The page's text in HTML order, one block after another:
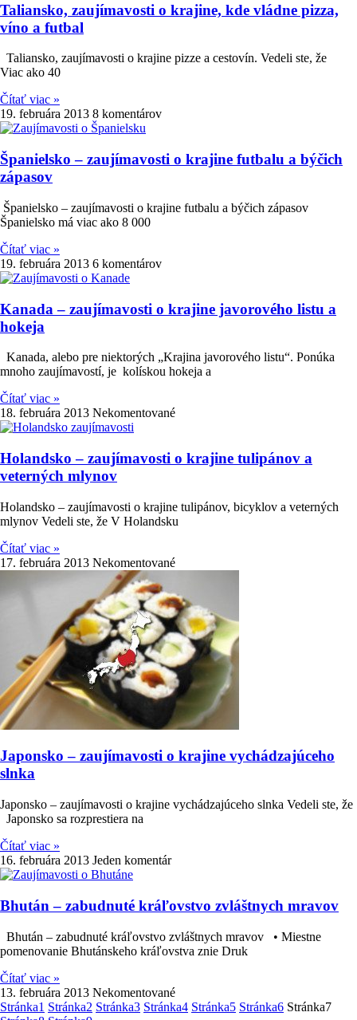
Taliansko, zaujímavosti o krajine, kde vládne pizza,
víno a futbal
Taliansko, zaujímavosti o krajine pizze a cestovín. Vedeli ste, že
Viac ako 40
Čítať viac »
19. februára 2013 8 komentárov
Španielsko – zaujímavosti o krajine futbalu a býčich
zápasov
Španielsko – zaujímavosti o krajine futbalu a býčich zápasov
Španielsko má viac ako 8 000
Čítať viac »
19. februára 2013 6 komentárov
Kanada – zaujímavosti o krajine javorového listu a
hokeja
Kanada, alebo pre niektorých „Krajina javorového listu“. Ponúka
mnoho zaujímavostí, je kolískou hokeja a
Čítať viac »
18. februára 2013 Nekomentované
Holandsko – zaujímavosti o krajine tulipánov a
veterných mlynov
Holandsko – zaujímavosti o krajine tulipánov, bicyklov a veterných
mlynov Vedeli ste, že V Holandsku
Čítať viac »
17. februára 2013 Nekomentované
Japonsko – zaujímavosti o krajine vychádzajúceho
slnka
Japonsko – zaujímavosti o krajine vychádzajúceho slnka Vedeli ste, že
Japonsko sa rozprestiera na
Čítať viac »
16. februára 2013 Jeden komentár
Bhután – zabudnuté kráľovstvo zvláštnych mravov
Bhután – zabudnuté kráľovstvo zvláštnych mravov • Miestne
pomenovanie Bhutánskeho kráľovstva znie Druk
Čítať viac »
13. februára 2013 Nekomentované
Stránka1 Stránka2 Stránka3 Stránka4 Stránka5 Stránka6 Stránka7